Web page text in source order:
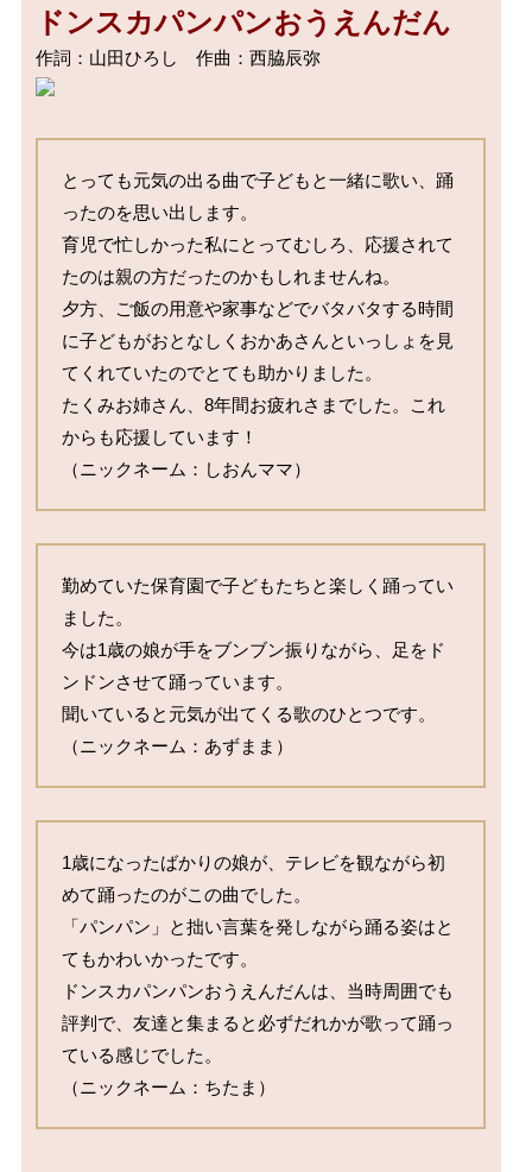
ドンスカパンパンおうえんだん
とっても元気の出る曲で子どもと一緒に歌い、踊
ったのを思い出します。
育児で忙しかった私にとってむしろ、応援されて
たのは親の方だったのかもしれませんね。
夕方、ご飯の用意や家事などでバタバタする時間
に子どもがおとなしくおかあさんといっしょを見
てくれていたのでとても助かりました。
たくみお姉さん、8年間お疲れさまでした。これ
からも応援しています！
（ニックネーム：しおんママ）
勤めていた保育園で子どもたちと楽しく踊ってい
ました。
今は1歳の娘が手をブンブン振りながら、足をド
ンドンさせて踊っています。
聞いていると元気が出てくる歌のひとつです。
（ニックネーム：あずまま）
1歳になったばかりの娘が、テレビを観ながら初
めて踊ったのがこの曲でした。
「パンパン」と拙い言葉を発しながら踊る姿はと
てもかわいかったです。
ドンスカパンパンおうえんだんは、当時周囲でも
評判で、友達と集まると必ずだれかが歌って踊っ
ている感じでした。
（ニックネーム：ちたま）